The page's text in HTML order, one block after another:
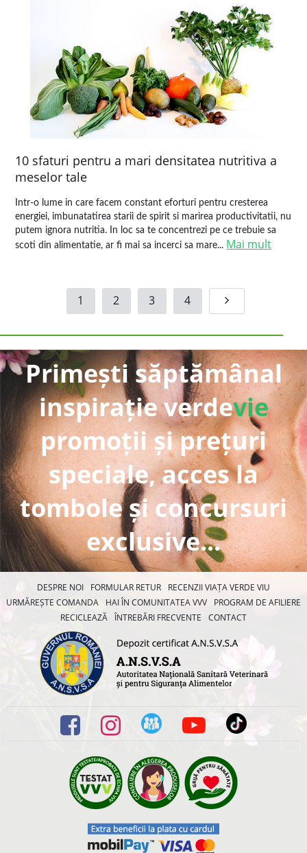
10 sfaturi pentru a mari densitatea nutritiva a
meselor tale
Intr-o lume in care facem constant eforturi pentru cresterea
energiei, imbunatatirea starii de spirit si marirea productivitatii, nu
putem ignora nutritia. In loc sa te concentrezi pe ce trebuie sa
scoti din alimentatie, ar fi mai sa incerci sa mare... Mai mult
1 2 3 4
Primești săptămânal
inspirație verdevie
promoții și prețuri
speciale, acces la
tombole și concursuri
exclusive...
DESPRE NOI FORMULAR RETUR
RECENZII VIAȚA VERDE VIU
URMĂREȘTE COMANDA
HAI ÎN COMUNITATEA VVV
PROGRAM DE AFILIERE
RECICLEAZĂ ÎNTREBĂRI FRECVENTE CONTACT